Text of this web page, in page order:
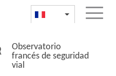
List additional
Menu
Observatorio
francés de seguridad
vial